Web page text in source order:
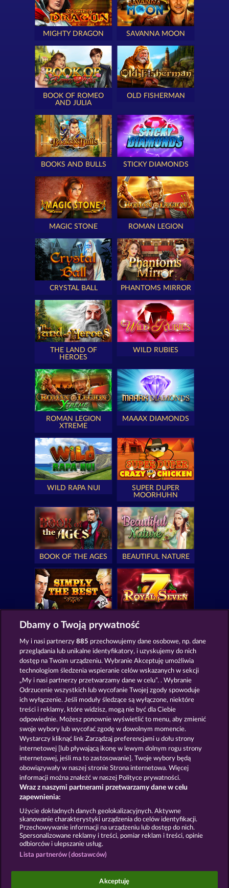
MIGHTY DRAGON SAVANNA MOON
BOOK OF ROMEO
AND JULIA
OLD FISHERMAN
BOOKS AND BULLS STICKY DIAMONDS
MAGIC STONE ROMAN LEGION
CRYSTAL BALL PHANTOMS MIRROR
THE LAND OF
HEROES
WILD RUBIES
ROMAN LEGION
XTREME
MAAAX DIAMONDS
WILD RAPA NUI
SUPER DUPER
MOORHUHN
BOOK OF THE AGES BEAUTIFUL NATURE
GOLDEN EI OF
MOORHUHN
FOREVER
DIAMONDS
Pokaż wszystkie gry
Zasady i warunki
Oświadczenie dotyczące prywatności i plików
cookie
Nota prawna Firma FAQ
Prześlij wniosek o wypłatę
Gry społecznościowe mają przeznaczenie czysto
rozrywkowe i nie mają absolutnie żadnego wpływu
Dbamy o Twoją prywatność
My i nasi partnerzy885 przechowujemy dane osobowe, np. dane
przeglądania lub unikalne identyfikatory, i uzyskujemy do nich
dostęp na Twoim urządzeniu. Wybranie Akceptuję umożliwia
technologiom śledzenia wspieranie celów wskazanych w sekcji
„My i nasi partnerzy przetwarzamy dane w celu”. . Wybranie
Odrzucenie wszystkich lub wycofanie Twojej zgody spowoduje
ich wyłączenie. Jeśli moduły śledzące są wyłączone, niektóre
treści i reklamy, które widzisz, mogą nie być dla Ciebie
odpowiednie. Możesz ponownie wyświetlić to menu, aby zmienić
swoje wybory lub wycofać zgodę w dowolnym momencie.
Wystarczy kliknąć link Zarządzaj preferencjami u dołu strony
internetowej [lub pływającą ikonę w lewym dolnym rogu strony
internetowej, jeśli ma to zastosowanie]. Twoje wybory będą
obowiązywały w naszej stronie Strona internetowa. Więcej
informacji można znaleźć w naszej Polityce prywatności.
Wraz z naszymi partnerami przetwarzamy dane w celu
zapewnienia:
Użycie dokładnych danych geolokalizacyjnych. Aktywne
skanowanie charakterystyki urządzenia do celów identyfikacji.
Przechowywanie informacji na urządzeniu lub dostęp do nich.
Spersonalizowane reklamy i treści, pomiar reklam i treści, opinie
odbiorców i ulepszanie usług.
Lista partnerów (dostawców)
Akceptuję